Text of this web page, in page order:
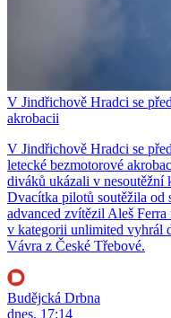
V Jindřichově Hradci se
akrobacii
V Jindřichově Hradci se
letecké bezmotorové
diváků ukázali v nesoutěžní
Dvacítka pilotů soutěžila od
advanced zvítězil Aleš
v kategorii unlimited vyhrál
Vávra z České Třebové.
Budějcká Drbna
dnes, 17:14